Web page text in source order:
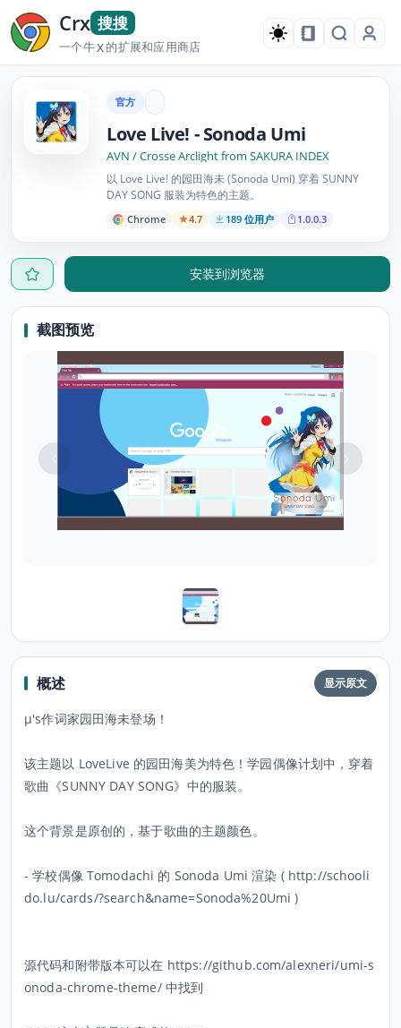
Crx 搜搜
一个牛X的扩展和应用商店
官方
Love Live! - Sonoda Umi
AVN / Crosse Arclight from SAKURA INDEX
以 Love Live! 的园田海未 (Sonoda Umi) 穿着 SUNNY
DAY SONG 服装为特色的主题。
Chrome 4.7 189 位用户 1.0.0.3
安装到浏览器
截图预览
概述 显示原文
μ's作词家园田海未登场！
该主题以 LoveLive 的园田海美为特色！学园偶像计划中，穿着
歌曲《SUNNY DAY SONG》中的服装。
这个背景是原创的，基于歌曲的主题颜色。
- 学校偶像 Tomodachi 的 Sonoda Umi 渲染 ( http://schooli
do.lu/cards/?search&name=Sonoda%20Umi )
源代码和附带版本可以在 https://github.com/alexneri/umi-s
onoda-chrome-theme/ 中找到